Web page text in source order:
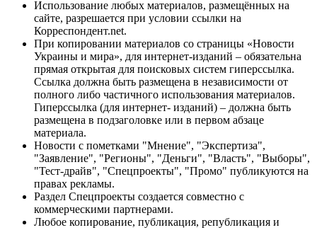
Использование любых материалов, размещённых на
сайте, разрешается при условии ссылки на
Корреспондент.net.
При копировании материалов со страницы «Новости
Украины и мира», для интернет-изданий – обязательна
прямая открытая для поисковых систем гиперссылка.
Ссылка должна быть размещена в независимости от
полного либо частичного использования материалов.
Гиперссылка (для интернет- изданий) – должна быть
размещена в подзаголовке или в первом абзаце
материала.
Новости с пометками "Мнение", "Экспертиза",
"Заявление", "Регионы", "Деньги", "Власть", "Выборы",
"Тест-драйв", "Спецпроекты", "Промо" публикуются на
правах рекламы.
Раздел Спецпроекты создается совместно с
коммерческими партнерами.
Любое копирование, публикация, републикация и